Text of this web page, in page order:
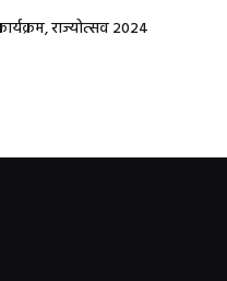
राज्योत्सव 2024